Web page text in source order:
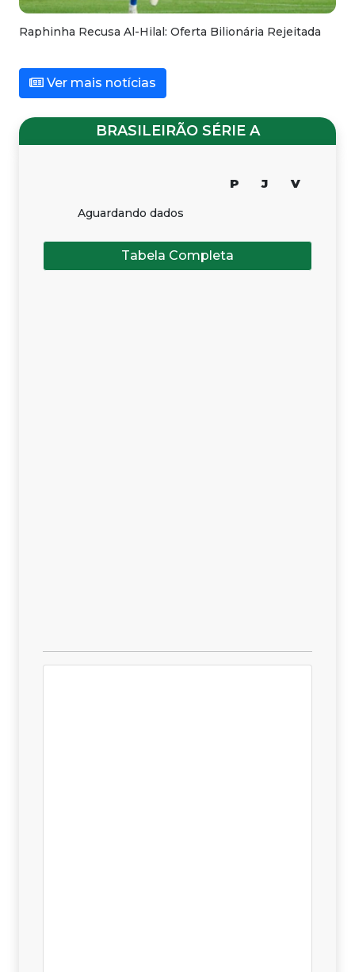
Raphinha Recusa Al-Hilal: Oferta Bilionária Rejeitada
Ver mais notícias
BRASILEIRÃO SÉRIE A
P J V
Aguardando dados
Tabela Completa